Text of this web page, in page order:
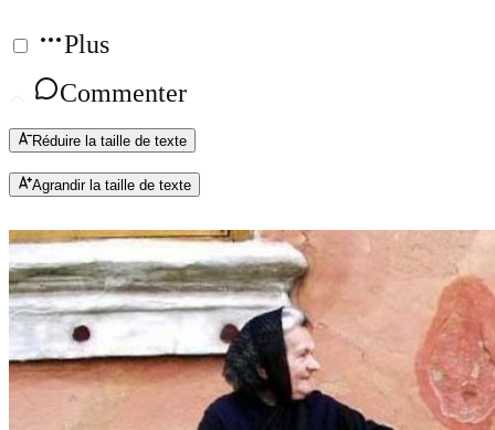
Plus
Commenter
Réduire la taille de texte
Agrandir la taille de texte